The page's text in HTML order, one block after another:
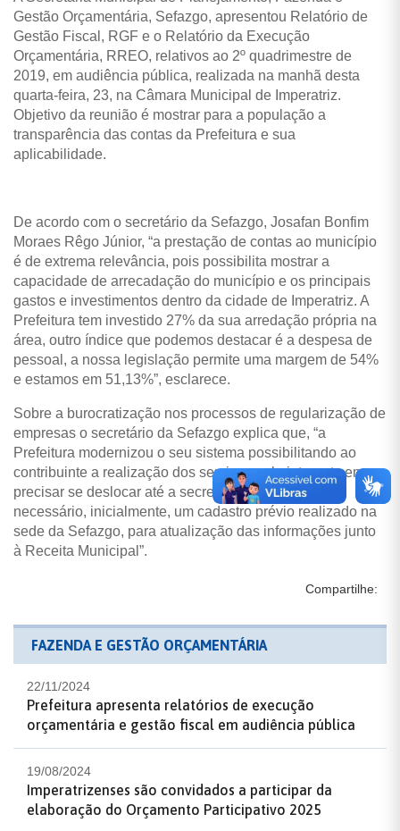
Gestão Orçamentária, Sefazgo, apresentou Relatório de
Gestão Fiscal, RGF e o Relatório da Execução
Orçamentária, RREO, relativos ao 2º quadrimestre de
2019, em audiência pública, realizada na manhã desta
quarta-feira, 23, na Câmara Municipal de Imperatriz.
Objetivo da reunião é mostrar para a população a
transparência das contas da Prefeitura e sua
aplicabilidade.
De acordo com o secretário da Sefazgo, Josafan Bonfim
Moraes Rêgo Júnior, “a prestação de contas ao município
é de extrema relevância, pois possibilita mostrar a
capacidade de arrecadação do município e os principais
gastos e investimentos dentro da cidade de Imperatriz. A
Prefeitura tem investido 27% da sua arredação própria na
área, outro índice que podemos destacar é a despesa de
pessoal, a nossa legislação permite uma margem de 54%
e estamos em 51,13%”, esclarece.
Sobre a burocratização nos processos de regularização de
empresas o secretário da Sefazgo explica que, “a
Prefeitura modernizou o seu sistema possibilitando ao
contribuinte a realização dos serviços pela internet sem
precisar se deslocar até a secretaria, para isso é
necessário, inicialmente, um cadastro prévio realizado na
sede da Sefazgo, para atualização das informações junto
à Receita Municipal”.
Compartilhe:
FAZENDA E GESTÃO ORÇAMENTÁRIA
22/11/2024
Prefeitura apresenta relatórios de execução
orçamentária e gestão fiscal em audiência pública
19/08/2024
Imperatrizenses são convidados a participar da
elaboração do Orçamento Participativo 2025